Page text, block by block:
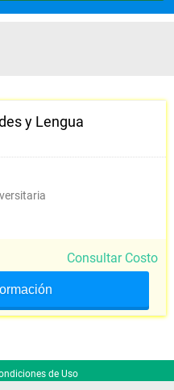
y Lengua
Consultar Costo
de Uso